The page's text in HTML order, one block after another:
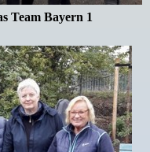
Team Bayern 1